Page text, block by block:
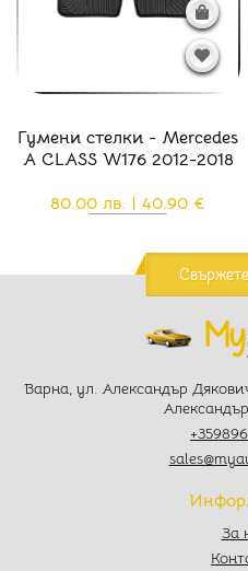
Гумени стелки - Mercedes
A CLASS W176 2012-2018
80.00 лв. | 40.90 €
Варна, ул. Александър
За